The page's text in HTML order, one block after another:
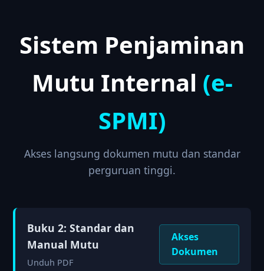
Sistem Penjaminan
Mutu Internal (e-
SPMI)
Akses langsung dokumen mutu dan standar
perguruan tinggi.
Buku 2: Standar dan
Manual Mutu
Unduh PDF
Akses
Dokumen